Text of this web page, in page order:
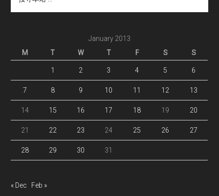
本
January 2013
M
T W T F S S
1 2 3 4 5 6
7 8 9 10 11 12 13
14 15 16 17 18 19 20
21 22 23 24 25 26 27
28 29 30 31
« Dec Feb »